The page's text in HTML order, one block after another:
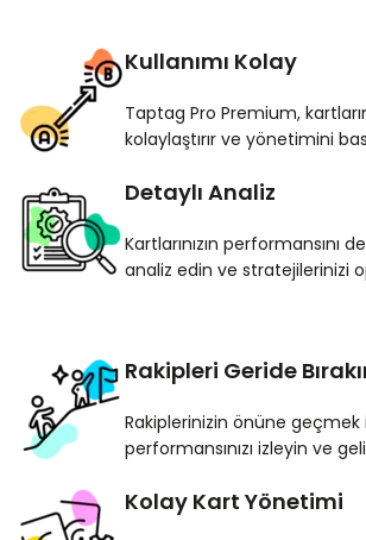
Kullanımı Kolay
Taptag Pro Premium,
kolaylaştırır ve yönetimini
Detaylı Analiz
Kartlarınızın performansını
analiz edin ve stratejilerinizi
Rakipleri Geride
Rakiplerinizin önüne geçmek
performansınızı izleyin ve
Kolay Kart Yönetimi